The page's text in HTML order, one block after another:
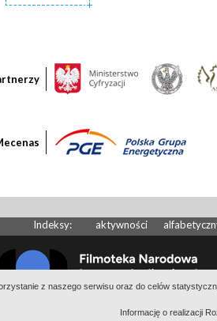
z naszego serwisu oraz do celów
Informację o realizacji
Indeksy: aktywności